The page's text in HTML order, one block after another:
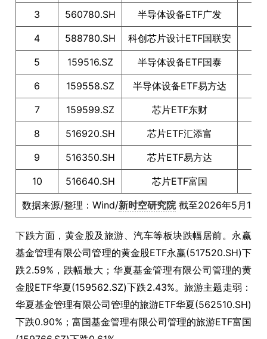
3
560780.SH 半导体设备ETF广发
4
588780.SH 科创芯片设计ETF国联安
5
159516.SZ 半导体设备ETF国泰
6
159558.SZ 半导体设备ETF易方达
7
159599.SZ 芯片ETF东财
8
516920.SH 芯片ETF汇添富
9
516350.SH 芯片ETF易方达
10
516640.SH 芯片ETF富国
数据来源/整理：Wind/新时空研究院截至2026年5月11日
下跌方面，黄金股及旅游、汽车等板块跌幅居前。永赢
基金管理有限公司管理的黄金股ETF永赢(517520.SH)下
跌2.59%，跌幅最大；华夏基金管理有限公司管理的黄
金股ETF华夏(159562.SZ)下跌2.43%。旅游主题走弱：
华夏基金管理有限公司管理的旅游ETF华夏(562510.SH)
下跌0.90%；富国基金管理有限公司管理的旅游ETF富国